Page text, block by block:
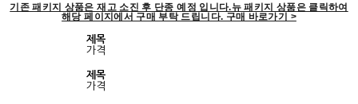
기존 패키지 상품은 재고 소진 후 단종 예정 입니다.뉴 패키지 상품은 클릭하여
해당 페이지에서 구매 부탁 드립니다. 구매 바로가기 >
제목
가격
제목
가격